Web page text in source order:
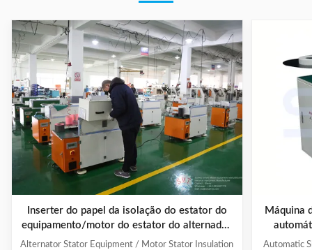
Inserter do papel da isolação do estator do
equipamento/motor do estator do alternador
da eficiência elevada
Alternator Stator Equipment / Motor Stator Insulation
Máquina
Automatic